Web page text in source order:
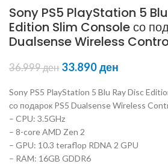
Sony PS5 PlayStation 5
Edition Slim Console со
Dualsense Wireless
36.999ден 33.890ден
Sony PS5 PlayStation 5 Blu Ray Disc
со подарок PS5 Dualsense Wireless
– CPU: 3.5GHz
– 8-core AMD Zen 2
– GPU: 10.3 teraflop RDNA 2 GPU
– RAM: 16GB GDDR6